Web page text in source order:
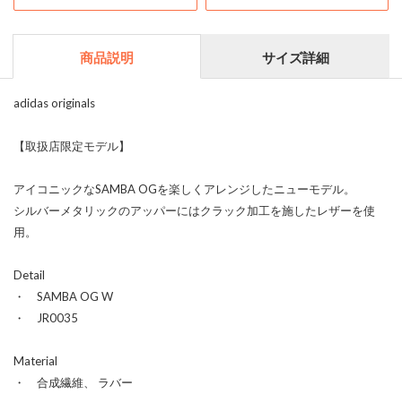
商品説明 サイズ詳細
adidas originals
【取扱店限定モデル】
アイコニックなSAMBA OGを楽しくアレンジしたニューモデル。
シルバーメタリックのアッパーにはクラック加工を施したレザーを使
用。
Detail
・ SAMBA OG W
・ JR0035
Material
・ 合成繊維、 ラバー